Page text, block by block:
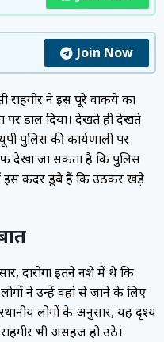
Join Now
राहगीर ने इस पूरे वाकये का
पर डाल दिया। देखते ही देखते
पुलिस की कार्यप्रणाली पर
देखा जा सकता है कि पुलिस
इस कदर डूबे हैं कि उठकर खड़े
दारोगा इतने नशे में थे कि
ने उन्हें वहां से जाने के लिए
लोगों के अनुसार, यह दृश्य
भी असहज हो उठे।